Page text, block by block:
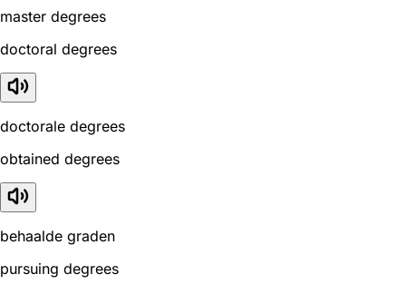
master degrees
doctoral degrees
doctorale degrees
obtained degrees
behaalde graden
pursuing degrees